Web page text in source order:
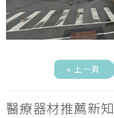
« 上一頁
醫療器材推薦新